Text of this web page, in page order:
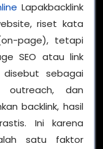
Lapakbacklink
riset kata
page), tetapi
SEO atau link
sebagai
outreach, dan
backlink, hasil
Ini karena
satu faktor